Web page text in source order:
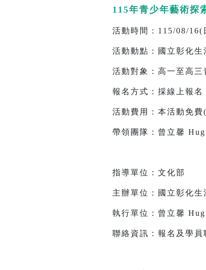
115年青少年藝術探
活動時間：115/08/
活動動點：國立彰化
活動對象：高一至高
報名方式：採線上報名
活動費用：本活動免
帶領團隊：曾立馨
指導單位：文化部
主辦單位：國立彰化生
執行單位：曾立馨
聯絡資訊：報名及學